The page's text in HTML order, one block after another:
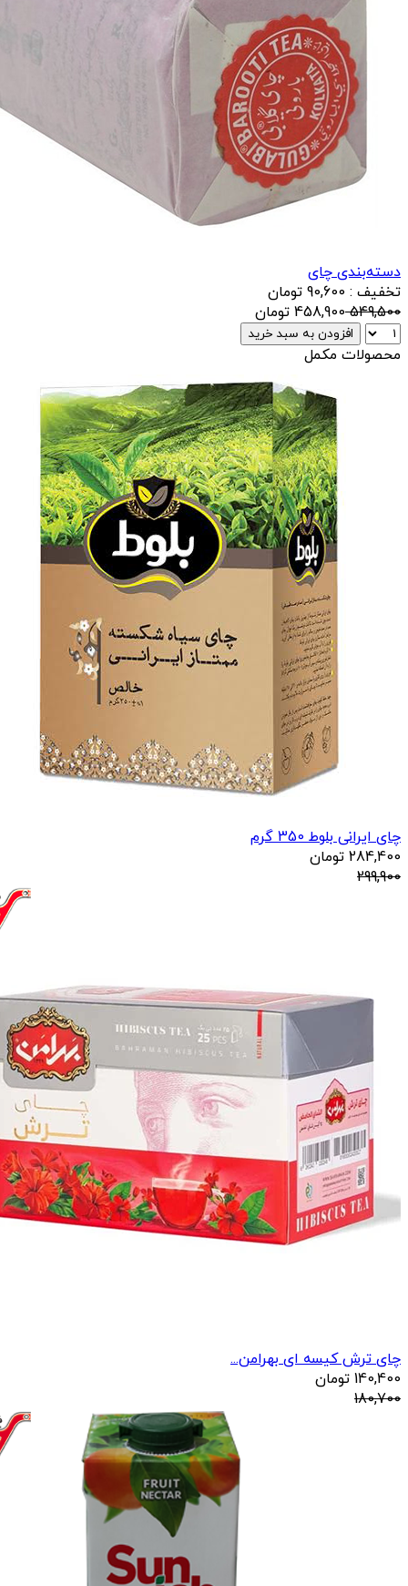
دسته‌بندی چای
تخفیف : 90,600 تومان
549,500
458,900 تومان
افزودن به سبد خرید
محصولات مکمل
چای ایرانی بلوط 350 گرم
284,400 تومان
299,900
چای ترش کیسه ای بهرامن...
140,400 تومان
180,700